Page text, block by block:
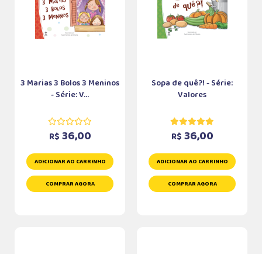
3 Marias 3 Bolos 3 Meninos
- Série: V...
R$ 36,00
ADICIONAR AO CARRINHO
COMPRAR AGORA
Sopa de quê?! - Série:
Valores
R$ 36,00
ADICIONAR AO CARRINHO
COMPRAR AGORA